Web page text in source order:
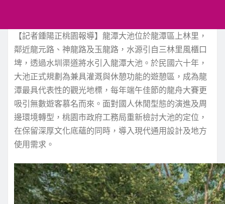
【記者鍾陽正桃園報導】龍潭大池位於龍潭區上林里，
鄰近龍元路、神龍路及玉龍路，水源引自三林里風櫃口
埤，透過水圳渠道將水引入龍潭大池。於民國六十年，
大池正式規劃為兼具灌溉與休憩功能的遊憩區，成為龍
潭最具代表性的觀光地標，每年端午佳節的龍舟大賽更
吸引無數遊客慕名而來。面對國人休閒型態的演進及周
邊環境轉型，桃園市政府工務局重新檢討大池的定位，
在保留深厚文化底蘊的同時，導入現代通用設計及地方
使用需求。